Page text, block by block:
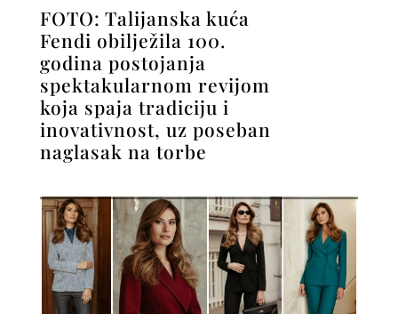
FOTO: Talijanska kuća
Fendi obilježila 100.
godina postojanja
spektakularnom revijom
koja spaja tradiciju i
inovativnost, uz poseban
naglasak na torbe